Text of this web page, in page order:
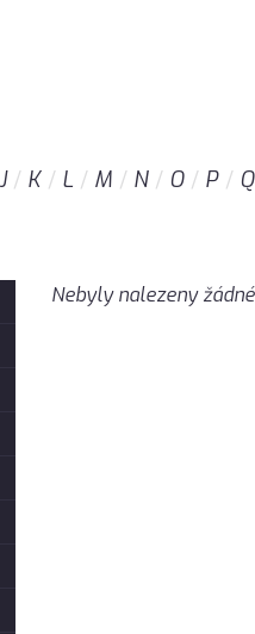
J K L M N O P Q
Nebyly nalezeny